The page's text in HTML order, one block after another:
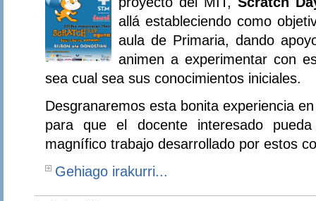
allá estableciendo como
aula de Primaria, dando
animen a experimentar con
sea cual sea sus conocimientos iniciales.
Desgranaremos esta bonita experiencia
para que el docente interesado
magnífico trabajo desarrollado por estos
Gehiago irakurri...